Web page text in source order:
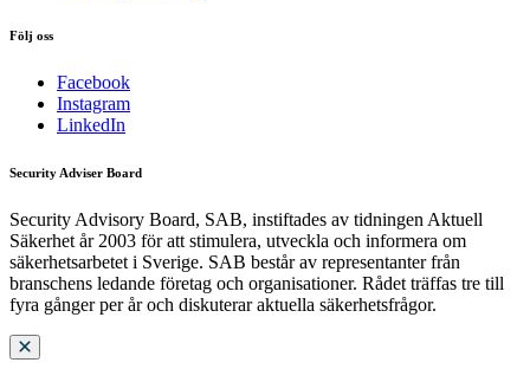
Följ oss
Facebook
Instagram
LinkedIn
Security Adviser Board
Security Advisory Board, SAB, instiftades av tidningen Aktuell
Säkerhet år 2003 för att stimulera, utveckla och informera om
säkerhetsarbetet i Sverige. SAB består av representanter från
branschens ledande företag och organisationer. Rådet träffas tre till
fyra gånger per år och diskuterar aktuella säkerhetsfrågor.